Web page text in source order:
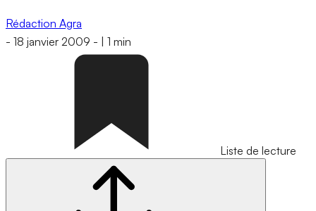
Rédaction Agra
- 18 janvier 2009 - 1 min
Liste de lecture